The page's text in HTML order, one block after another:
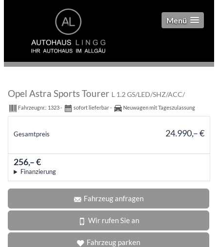
Menü
Opel Astra Sports Tourer L 1.2 GS/LED/SHZ/ACC/
Fahrzeugnr.: 1323 sofort lieferbar Neuwagen mit Tageszulassung
Gesamtpreis 24.990,– €
256,– €
Finanzierung
Fahrzeug anfragen
Wir rufen Sie an
Fahrzeug parken